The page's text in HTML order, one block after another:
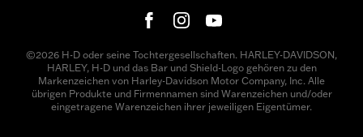
©2026 H-D oder seine Tochtergesellschaften. HARLEY-DAVIDSON,
HARLEY, H-D und das Bar und Shield-Logo gehören zu den
Markenzeichen von Harley-Davidson Motor Company, Inc. Alle
übrigen Produkte und Firmennamen sind Warenzeichen und/oder
eingetragene Warenzeichen ihrer jeweiligen Eigentümer.